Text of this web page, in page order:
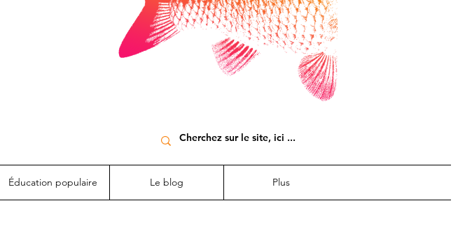
Éducation populaire Le blog Plus